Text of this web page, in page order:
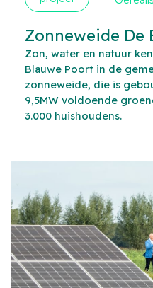
Zonneweide De
Zon, water en natuur
Blauwe Poort in de
zonneweide, die is
9,5MW voldoende
3.000 huishoudens.